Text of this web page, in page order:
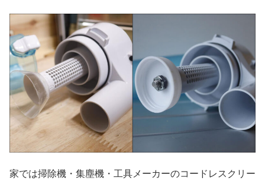
家では掃除機・集塵機・工具メーカーのコードレスクリー